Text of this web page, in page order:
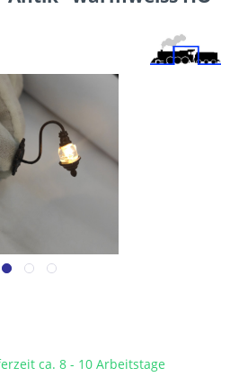
ca. 8 - 10 Arbeitstage